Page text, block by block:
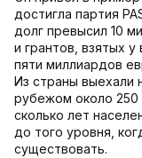
достигла партия
долг превысил 10
и грантов, взятых
пяти миллиардов
Из страны выехали
рубежом около 250
сколько лет
до того уровня,
существовать.